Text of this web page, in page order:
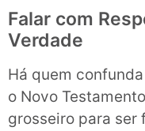
Falar com
Verdade
Há quem
o Novo
grosseiro para ser